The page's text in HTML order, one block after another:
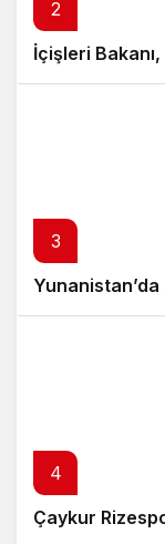
2
İçişleri
3
4
Çaykur